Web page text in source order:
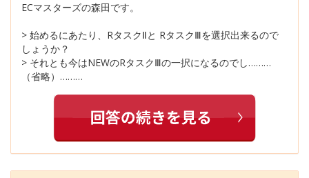
ECマスターズの森田です。
> 始めるにあたり、RタスクⅡと RタスクⅢを選択出来るので
しょうか？
> それとも今はNEWのRタスクⅢの一択になるのでし………
（省略）………